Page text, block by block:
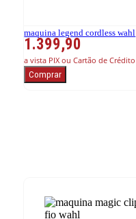
maquina legend cordless wahl
1.399,90
a vista PIX ou Cartão de Crédito
Comprar